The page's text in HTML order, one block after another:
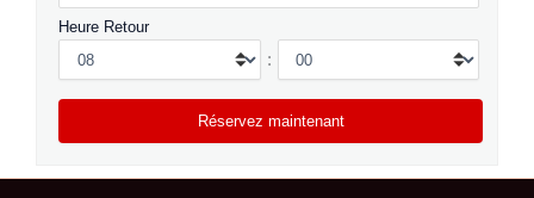
Heure Retour
: